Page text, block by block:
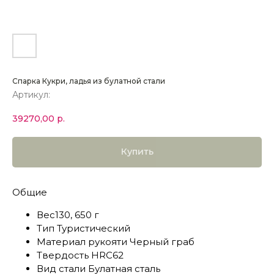
Спарка Кукри, ладья из булатной стали
Артикул:
39270,00 р.
Купить
Общие
Вес130, 650 г
Тип Туристический
Материал рукояти Черный граб
Твердость HRC62
Вид стали Булатная сталь